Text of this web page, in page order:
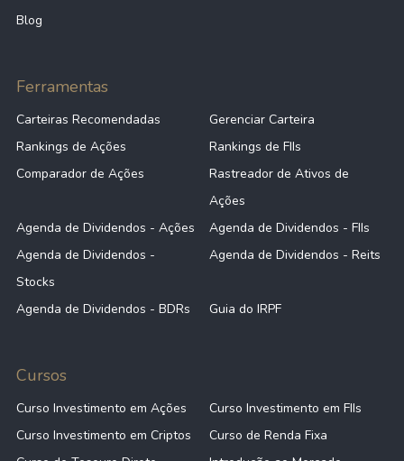
Blog
Ferramentas
Carteiras Recomendadas
Gerenciar Carteira
Rankings de Ações
Rankings de FIIs
Comparador de Ações
Rastreador de Ativos de
Ações
Agenda de Dividendos - Ações
Agenda de Dividendos - FIIs
Agenda de Dividendos -
Stocks
Agenda de Dividendos - Reits
Agenda de Dividendos - BDRs Guia do IRPF
Cursos
Curso Investimento em Ações
Curso Investimento em FIIs
Curso Investimento em Criptos
Curso de Renda Fixa